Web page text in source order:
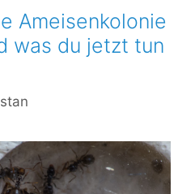
Ameisenkolonie
was du jetzt tun